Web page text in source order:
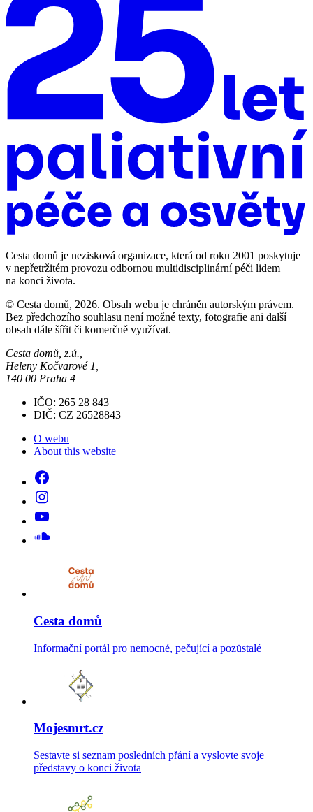
Cesta domů je nezisková organizace, která od roku 2001 poskytuje
v nepřetržitém provozu odbornou multidisciplinární péči lidem
na konci života.
© Cesta domů, 2026. Obsah webu je chráněn autorským právem.
Bez předchozího souhlasu není možné texty, fotografie ani další
obsah dále šířit či komerčně využívat.
Cesta domů, z.ú.,
Heleny Kočvarové 1,
140 00 Praha 4
IČO: 265 28 843
DIČ: CZ 26528843
O webu
About this website
Cesta domů
Informační portál pro nemocné, pečující a pozůstalé
Mojesmrt.cz
Sestavte si seznam posledních přání a vyslovte svoje
představy o konci života